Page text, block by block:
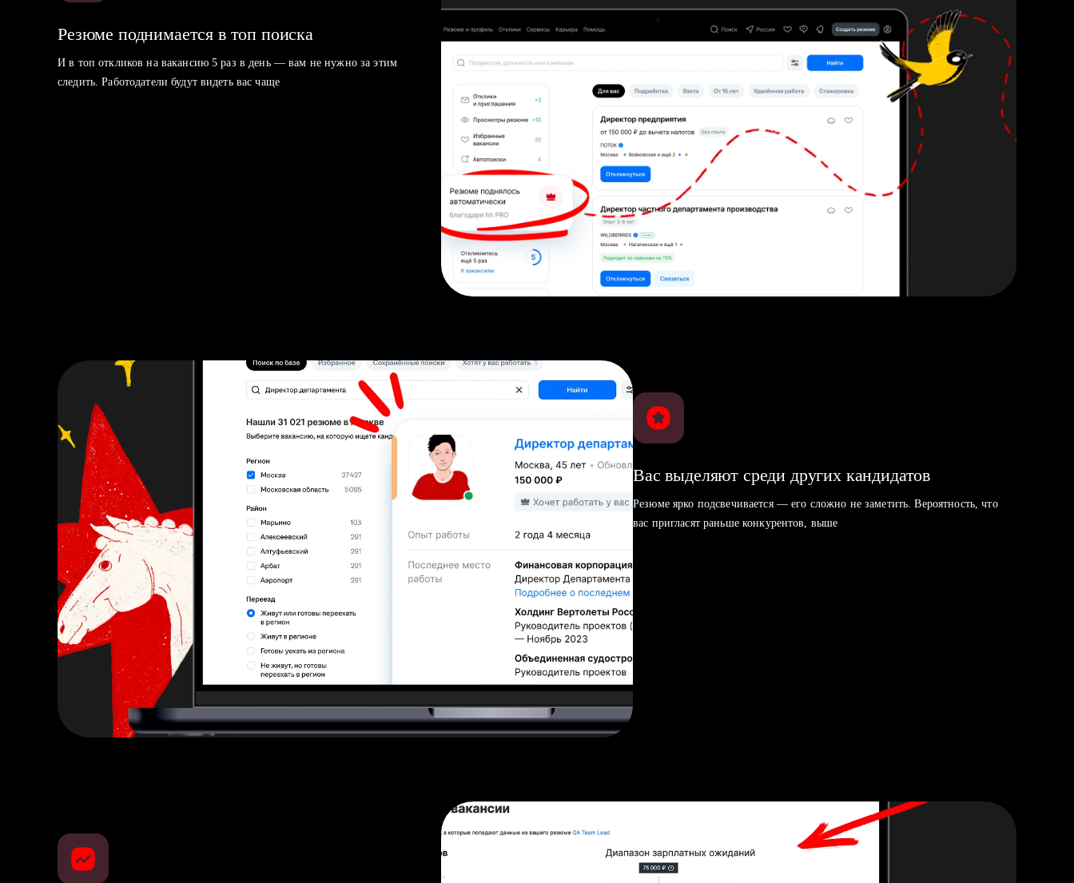
Резюме поднимается в топ поиска
И в топ откликов на вакансию 5 раз в день — вам не нужно за этим
следить. Работодатели будут видеть вас чаще
Вас выделяют среди других кандидатов
Резюме ярко подсвечивается — его сложно не заметить. Вероятность, что
вас пригласят раньше конкурентов, выше